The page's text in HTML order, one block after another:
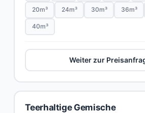
20m³ 24m³ 30m³ 36m³
40m³
Weiter zur
Teerhaltige Gemische